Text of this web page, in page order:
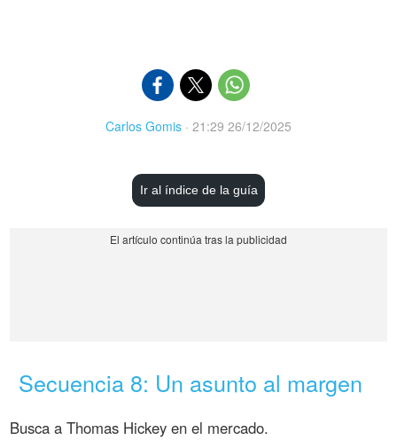
Carlos Gomis · 21:29 26/12/2025
Ir al índice de la guía
Secuencia 8: Un asunto al margen
Busca a Thomas Hickey en el mercado.